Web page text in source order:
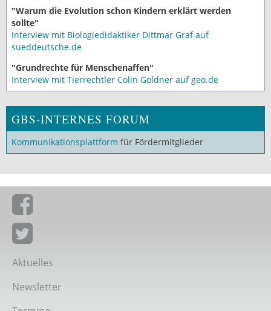
"Warum die Evolution schon Kindern erklärt werden
sollte"
Interview mit Biologiedidaktiker Dittmar Graf auf
sueddeutsche.de
"Grundrechte für Menschenaffen"
Interview mit Tierrechtler Colin Goldner auf geo.de
GBS-INTERNES FORUM
Kommunikationsplattform für Fördermitglieder
Giordano-Bruno-Stiftung auf Facebook
Giordano-Bruno-Stiftung bei Twitter
Aktuelles
Newsletter